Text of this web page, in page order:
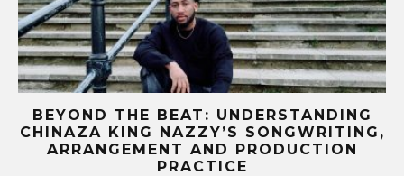
BEYOND THE BEAT: UNDERSTANDING
CHINAZA KING NAZZY’S SONGWRITING,
ARRANGEMENT AND PRODUCTION
PRACTICE